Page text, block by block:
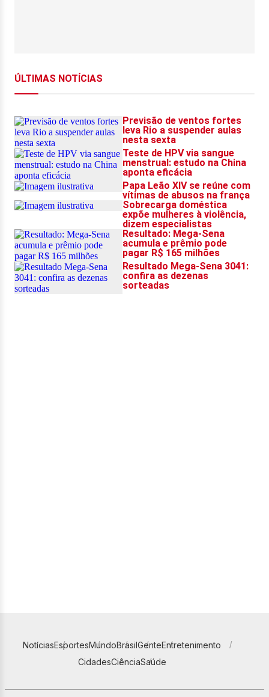
NotíciasEsportesMundoBrasilGenteEntretenimento
CidadesCiênciaSaúde